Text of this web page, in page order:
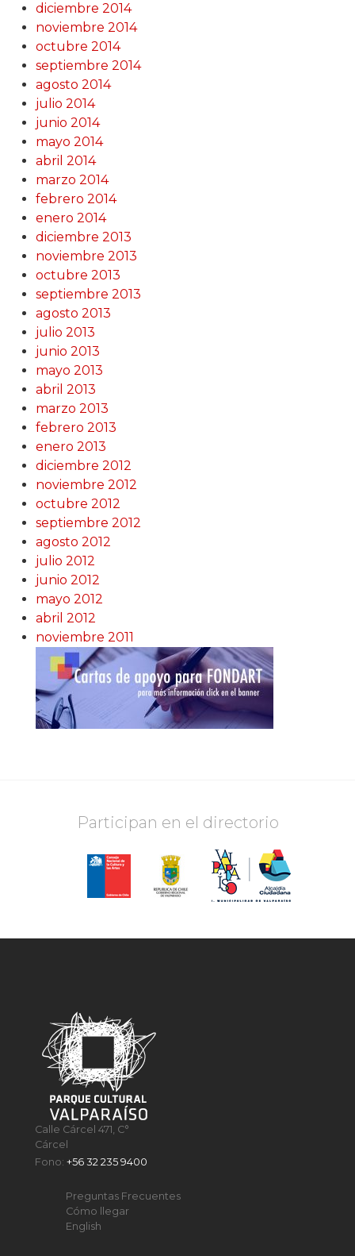
diciembre 2014
noviembre 2014
octubre 2014
septiembre 2014
agosto 2014
julio 2014
junio 2014
mayo 2014
abril 2014
marzo 2014
febrero 2014
enero 2014
diciembre 2013
noviembre 2013
octubre 2013
septiembre 2013
agosto 2013
julio 2013
junio 2013
mayo 2013
abril 2013
marzo 2013
febrero 2013
enero 2013
diciembre 2012
noviembre 2012
octubre 2012
septiembre 2012
agosto 2012
julio 2012
junio 2012
mayo 2012
abril 2012
noviembre 2011
Participan en el directorio
Calle Cárcel 471, C°
Cárcel
Fono:+56 32 235 9400
Preguntas Frecuentes
Cómo llegar
English